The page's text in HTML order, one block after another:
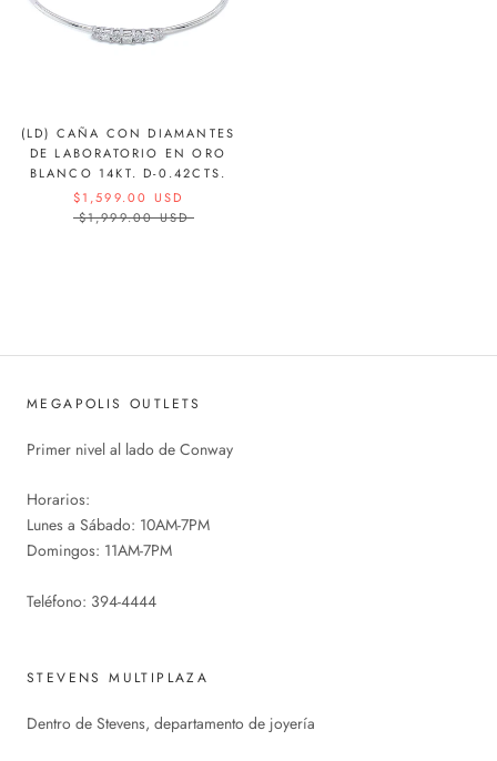
(LD) CAÑA CON DIAMANTES
DE LABORATORIO EN ORO
BLANCO 14KT. D-0.42CTS.
$1,599.00 USD
$1,999.00 USD
MEGAPOLIS OUTLETS
Primer nivel al lado de Conway
Horarios:
Lunes a Sábado: 10AM-7PM
Domingos: 11AM-7PM
Teléfono: 394-4444
STEVENS MULTIPLAZA
Dentro de Stevens, departamento de joyería